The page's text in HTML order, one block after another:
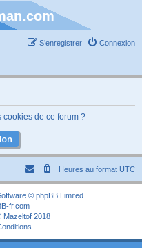
Connexion
S’enregistrer
cookies de ce forum ?
Heures au format UTC
© phpBB Limited
fr.com
Mazeltof 2018